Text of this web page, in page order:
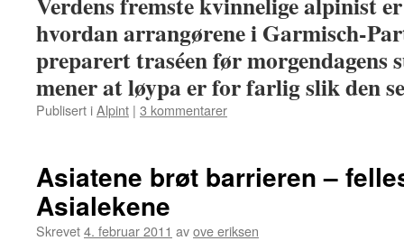
hvordan arrangørene i Garmisch-
preparert traséen før morgendagens
mener at løypa er for farlig slik den
Publisert iAlpint | 3 kommentarer
Asiatene brøt barrieren –
Asialekene
Skrevet4. februar 2011 avove eriksen